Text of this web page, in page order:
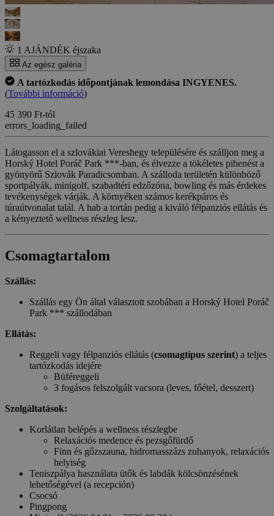
1 AJÁNDÉK éjszaka
Az egész galéria
A tartózkodás időpontjának lemondása INGYENES.
(További információ)
45 390 Ft-tól
errors_loading_failed
Látogasson el a szlovákiai Vereshegy településére és szálljon meg a
Horský Hotel Poráč Park ***-ban, és élvezze a tökéletes pihenést a
gyönyörű Szlovák Paradicsomban. A szálloda területén különböző
sportpályák, minigolf, szabadtéri edzőzóna, bowling és más érdekes
tevékenységek várják. A környéken számos kerékpáros és
túraútvonalat talál. A hab a tortán pedig a kiváló félpanziós ellátás és
a kényeztető wellness részleg lesz.
Csomagtartalom
Szállás:
Szállás egy Ön által választott szobában a Horský Hotel Poráč
Park *** szállodában
Ellátás:
Reggeli vagy félpanziós ellátás (csomagtípus szerint) a teljes
tartózkodás idejére
Büféreggeli
3 fogásos felszolgált vacsora (leves, főétel, desszert)
Szolgáltatások:
Korlátlan belépés a wellness részlegbe
Relaxációs medence és pezsgőfürdő
Finn és gőzszauna, hidromasszázs zuhanyok, relaxációs
helyiség
Teniszpálya használata ütők és labdák kölcsönzésének
lehetőségével (a recepción)
Csocsó
Pingpong